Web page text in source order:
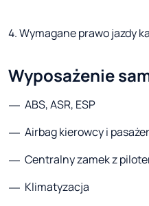
4. Wymagane prawo jazdy
Wyposażenie
ABS, ASR, ESP
Airbag kierowcy i
Centralny zamek z
Klimatyzacja